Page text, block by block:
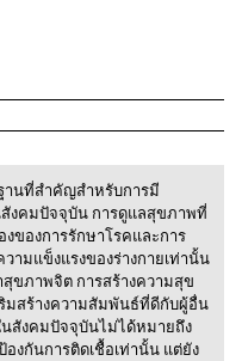
พื้นฐานที่สำคั
นที่สำคัญสำหรับการมี
งคมปัจจุบัน การดูแลสุขภาพที่
งของการรักษาโรคและการ
ามแข็งแรงของร่างกายเท่านั้น
สุขภาพจิต การสร้างความสุข
มสร้างความสัมพันธ์ที่ดีกับผู้อื่น
สังคมปัจจุบันไม่ได้หมายถึง
องกันการติดเชื้อเท่านั้น แต่ยัง